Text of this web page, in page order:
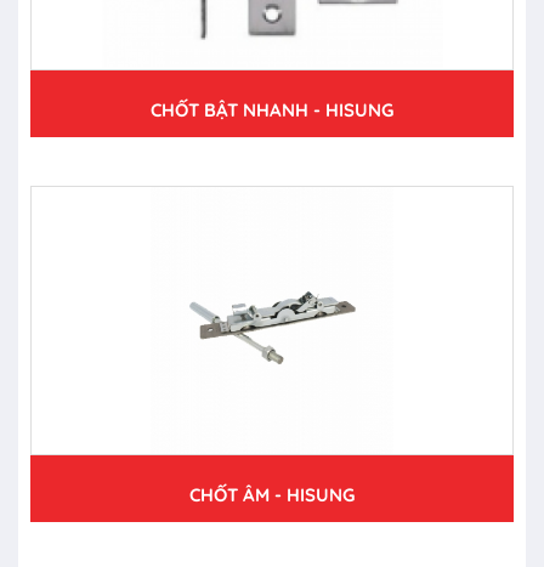
CHỐT BẬT NHANH - HISUNG
CHỐT ÂM - HISUNG